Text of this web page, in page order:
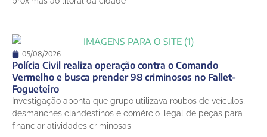
05/08/2026
Polícia Civil realiza operação contra o Comando
Vermelho e busca prender 98 criminosos no Fallet-
Fogueteiro
Investigação aponta que grupo utilizava roubos de veículos,
desmanches clandestinos e comércio ilegal de peças para
financiar atividades criminosas